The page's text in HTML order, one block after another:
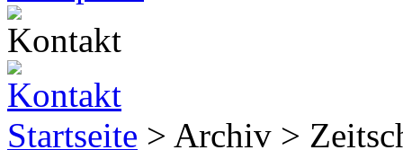
Startseite > Archiv >